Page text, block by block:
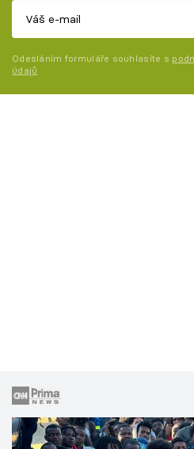
Odesláním formuláře souhlasíte s
údajů